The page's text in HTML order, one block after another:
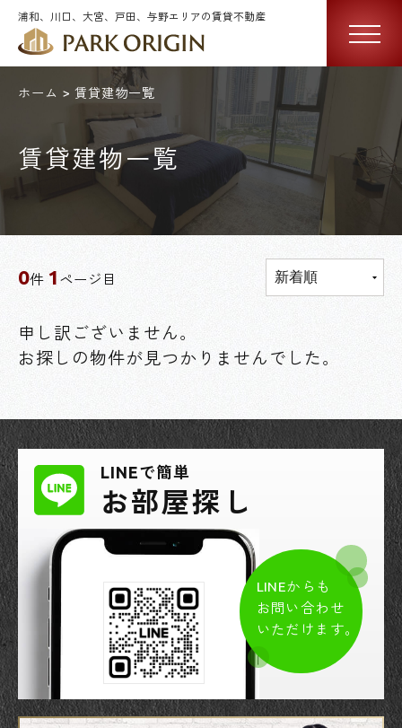
浦和、川口、大宮、戸田、与野エリアの賃貸不動産
ホーム 賃貸建物一覧
賃貸建物一覧
0件 1 ページ目
申し訳ございません。
お探しの物件が見つかりませんでした。
LINEで簡単
お部屋探し
LINEからも
お問い合わせ
いただけます。